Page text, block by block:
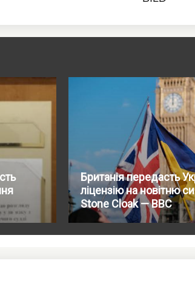
Британія передасть
ліцензію на новітню
Stone Cloak — BBC